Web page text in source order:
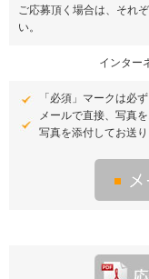
ご応募頂く場合は、それ
い。
インター
「必須」マークは必
メールで直接、写真
写真を添付してお送り